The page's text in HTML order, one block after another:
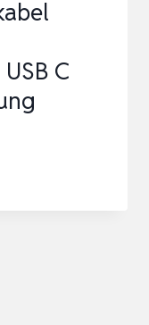
C